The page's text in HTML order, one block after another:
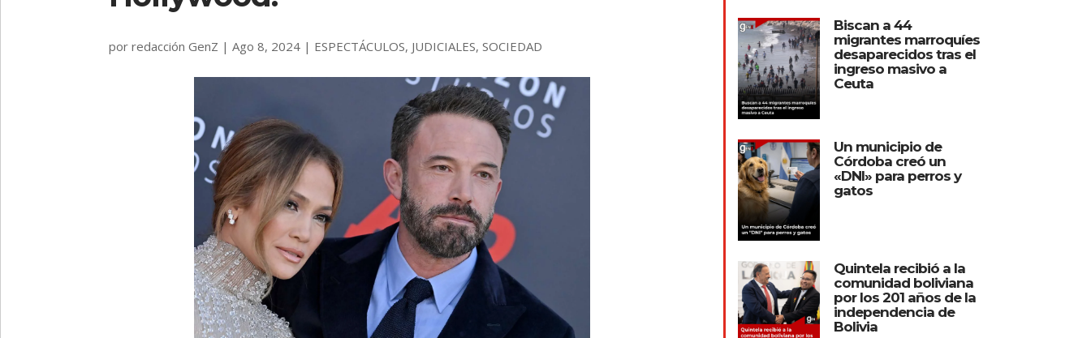
porredacción GenZ |Ago 8, 2024 | ESPECTÁCULOS, JUDICIALES,SOCIEDAD
Biscan a 44
migrantes marroquíes
desaparecidos tras el
ingreso masivo a
Ceuta
Un municipio de
Córdoba creó un
«DNI» para perros y
gatos
Quintela recibió a la
comunidad boliviana
por los 201 años de la
independencia de
Bolivia